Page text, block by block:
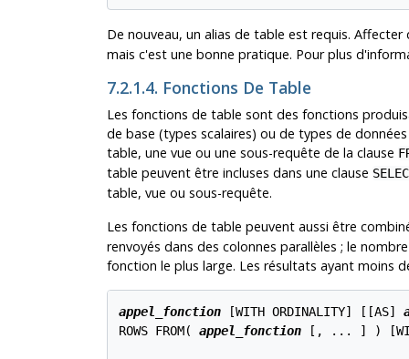
De nouveau, un alias de table est requis.
mais c'est une bonne pratique. Pour plus
7.2.1.4. Fonctions De Table
Les fonctions de table sont des fonctions
de base (types scalaires) ou de types de
table, une vue ou une sous-requête de la clause
table peuvent être incluses dans une clause
table, vue ou sous-requête.
Les fonctions de table peuvent aussi être
renvoyés dans des colonnes parallèles ; le
fonction le plus large. Les résultats ayant moins
appel_fonction [WITH ORDINALITY] [ [AS]
ROWS FROM( appel_fonction [ , ... ] ) [